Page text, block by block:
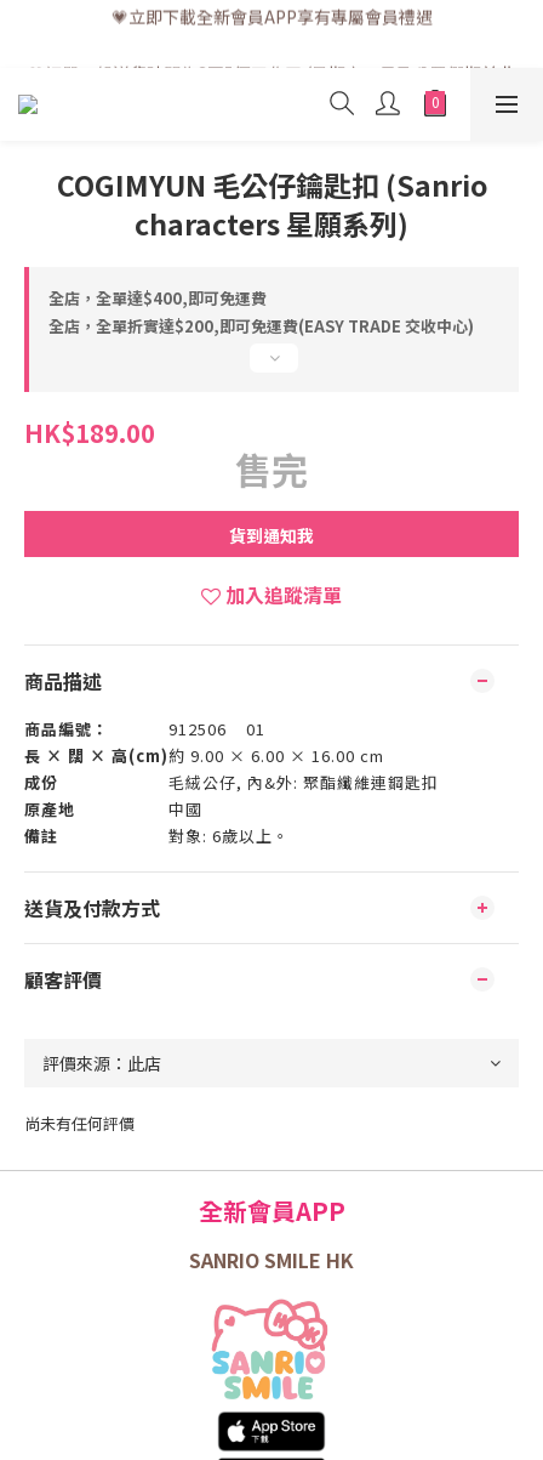
💗訂單一般送貨時間為3至5個工作天 (星期六、日及公眾假期並非
💗訂單一般送貨時間為3至5個工作天 (星期六、日及公眾假期並非
COGIMYUN 毛公仔鑰匙扣 (Sanrio
characters 星願系列)
全店，全單達$400,即可免運費
全店，全單折實達$200,即可免運費(EASY TRADE 交收中心)
HK$189.00
售完
貨到通知我
加入追蹤清單
商品描述
商品編號：
912506 01
長 × 闊 × 高(cm)約 9.00 × 6.00 × 16.00 cm
成份
毛絨公仔, 內&外: 聚酯纖維連鋼匙扣
原產地
中國
備註
對象: 6歲以上。
送貨及付款方式
顧客評價
尚未有任何評價
全新會員APP
SANRIO SMILE HK